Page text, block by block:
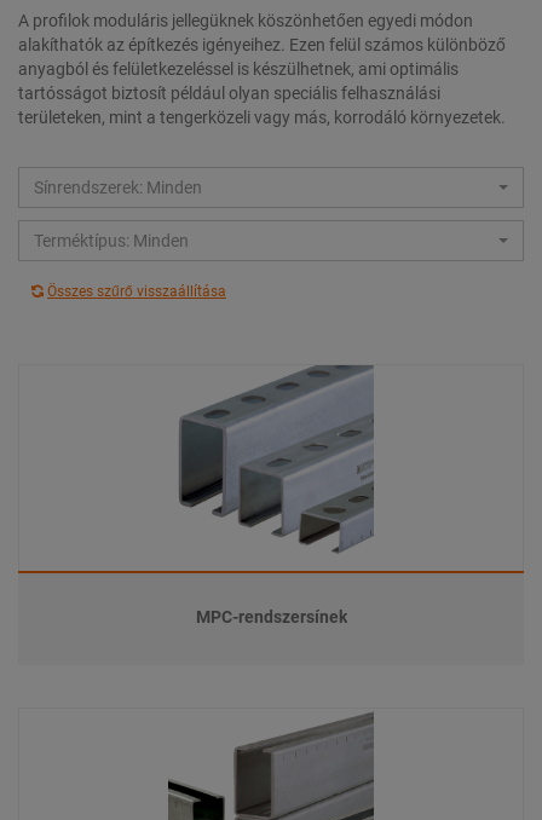
A profilok moduláris jellegüknek köszönhetően egyedi módon
alakíthatók az építkezés igényeihez. Ezen felül számos különböző
anyagból és felületkezeléssel is készülhetnek, ami optimális
tartósságot biztosít például olyan speciális felhasználási
területeken, mint a tengerközeli vagy más, korrodáló környezetek.
Sínrendszerek: Minden
Terméktípus: Minden
Összes szűrő visszaállítása
MPC-rendszersínek